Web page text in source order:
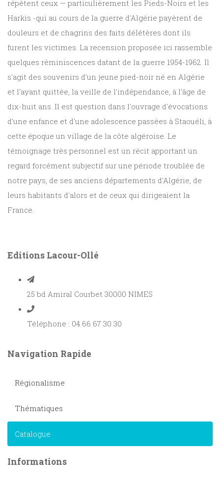
répètent ceux — particulièrement les Pieds-Noirs et les
Harkis -qui au cours de la guerre d'Algérie payèrent de
douleurs et de chagrins des faits délétères dont ils
furent les victimes. La recension proposée ici rassemble
quelques réminiscences datant de la guerre 1954-1962. Il
s'agit des souvenirs d'un jeune pied-noir né en Algérie
et l'ayant quittée, la veille de l'indépendance, à l'âge de
dix-huit ans. Il est question dans l'ouvrage d'évocations
d'une enfance et d'une adolescence passées à Staouéli, à
cette époque un village de la côte algéroise. Le
témoignage très personnel est un récit apportant un
regard forcément subjectif sur une période troublée de
notre pays, de ses anciens départements d'Algérie, de
leurs habitants d'alors et de ceux qui dirigeaient la
France.
Editions Lacour-Ollé
25 bd Amiral Courbet 30000 NIMES
Téléphone : 04 66 67 30 30
Navigation Rapide
Régionalisme
Thématiques
Catalogue
Informations